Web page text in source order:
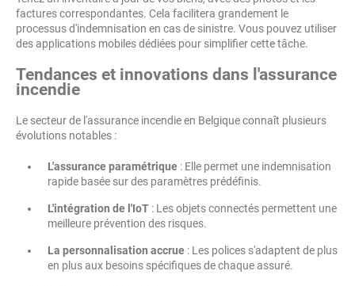
factures correspondantes. Cela facilitera grandement le
processus d'indemnisation en cas de sinistre. Vous pouvez utiliser
des applications mobiles dédiées pour simplifier cette tâche.
Tendances et innovations dans l'assurance
incendie
Le secteur de l'assurance incendie en Belgique connaît plusieurs
évolutions notables :
L'assurance paramétrique : Elle permet une indemnisation
rapide basée sur des paramètres prédéfinis.
L'intégration de l'IoT : Les objets connectés permettent une
meilleure prévention des risques.
La personnalisation accrue : Les polices s'adaptent de plus
en plus aux besoins spécifiques de chaque assuré.